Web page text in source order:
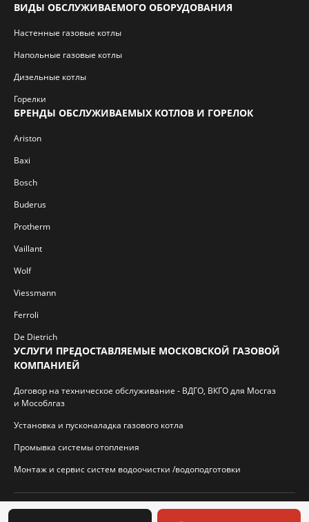
ВИДЫ ОБСЛУЖИВАЕМОГО ОБОРУДОВАНИЯ
Настенные газовые котлы
Напольные газовые котлы
Дизельные котлы
Горелки
БРЕНДЫ ОБСЛУЖИВАЕМЫХ КОТЛОВ И ГОРЕЛОК
Ariston
Baxi
Bosch
Buderus
Protherm
Vaillant
Wolf
Viessmann
Ferroli
De Dietrich
УСЛУГИ ПРЕДОСТАВЛЯЕМЫЕ МОСКОВСКОЙ ГАЗОВОЙ
КОМПАНИЕЙ
Договор на техническое обслуживание - ВДГО, ВКГО для Мосгаз
и Мособлгаз
Установка и пусконаладка газового котла
Промывка системы отопления
Монтаж и сервис систем водоочистки /водоподготовки
© 2026 И.П. Кротиков С.А. Virtbridge.ru